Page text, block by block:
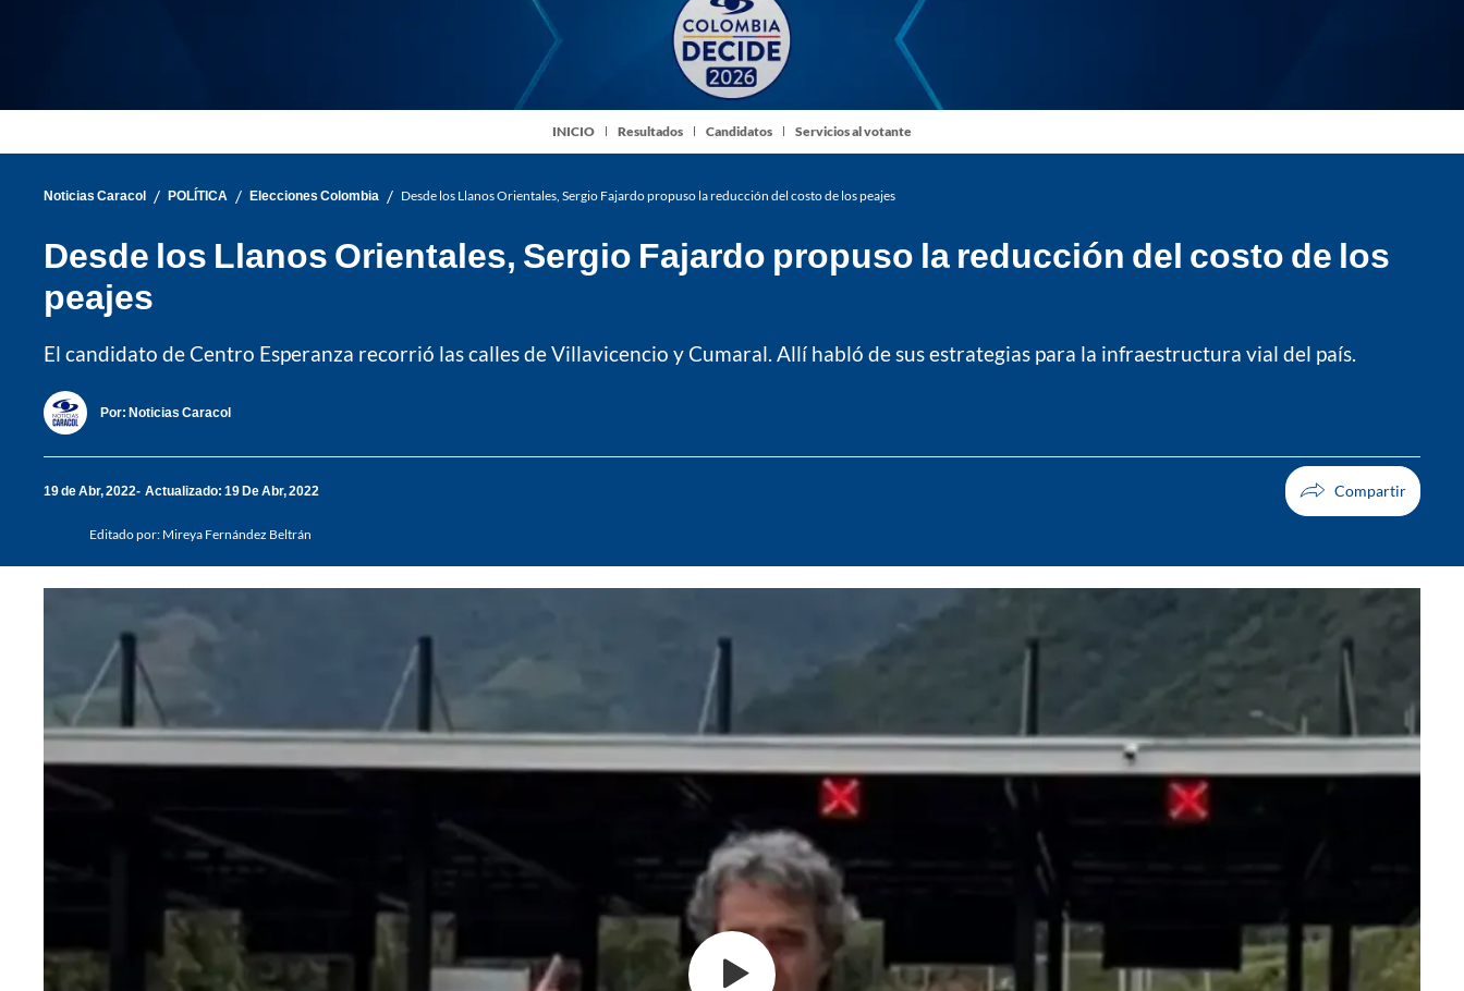
INICIO Resultados Candidatos Servicios al votante
Noticias Caracol / POLÍTICA / Elecciones Colombia / Desde los Llanos Orientales, Sergio Fajardo propuso la reducción del costo de los peajes
Desde los Llanos Orientales, Sergio Fajardo propuso la reducción del costo de los
peajes
El candidato de Centro Esperanza recorrió las calles de Villavicencio y Cumaral. Allí habló de sus estrategias para la infraestructura vial del país.
Por: Noticias Caracol
19 de Abr, 2022 Actualizado: 19 De Abr, 2022
Telegram
Editado por: Mireya Fernández Beltrán